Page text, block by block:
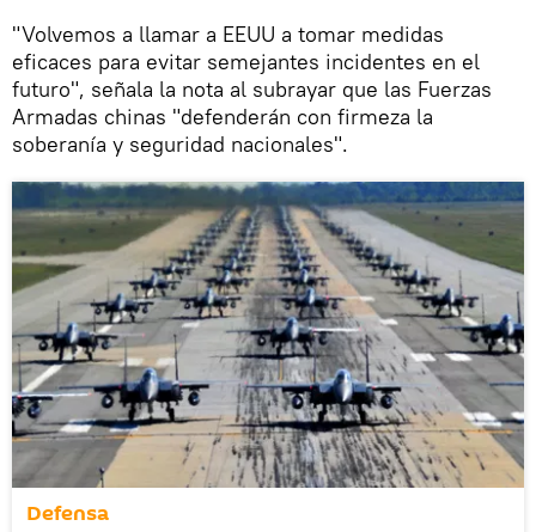
"Volvemos a llamar a EEUU a tomar medidas
eficaces para evitar semejantes incidentes en el
futuro", señala la nota al subrayar que las Fuerzas
Armadas chinas "defenderán con firmeza la
soberanía y seguridad nacionales".
Defensa